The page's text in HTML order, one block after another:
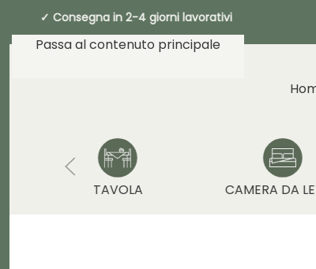
Consegna in 2-4 giorni
Passa al contenuto principale
TAVOLA CAMERA DA